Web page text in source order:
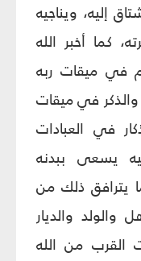
إليه، ويناجيه
كما أخبر الله
في ميقات ربه
إليك ربيّ لترضى"(4). والذكر في ميقات
في العبادات
يسعى ببدنه
يترافق ذلك من
والولد والديار
القرب من الله